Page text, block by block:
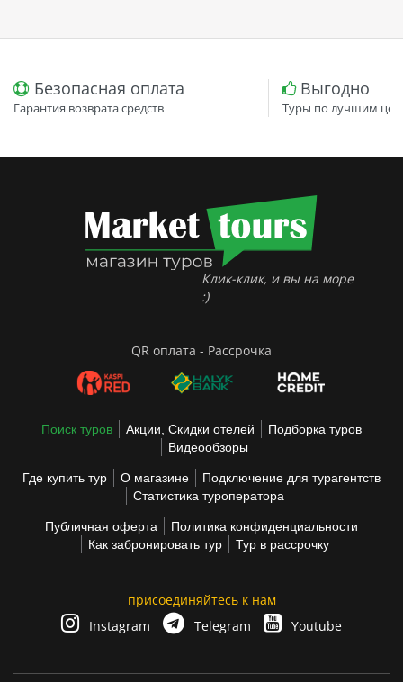
Безопасная оплата
Гарантия возврата средств
Выгодно
Туры по лучшим
Клик-клик, и вы на море
:)
QR оплата - Рассрочка
Поиск туров Акции, Скидки отелей
Подборка туров
Видеообзоры
Где купить тур О магазине
Подключение для турагентств
Статистика туроператора
Публичная оферта
Политика конфиденциальности
Как забронировать тур
Тур в рассрочку
присоединяйтесь к нам
Instagram
Telegram Youtube